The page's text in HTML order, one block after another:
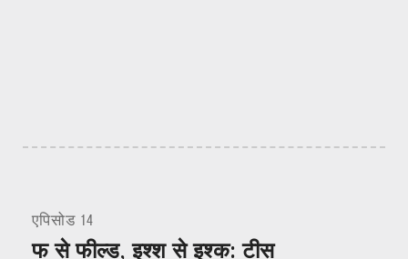
एपिसोड 14
फ से फील्ड, इश्श से इश्क: टीस